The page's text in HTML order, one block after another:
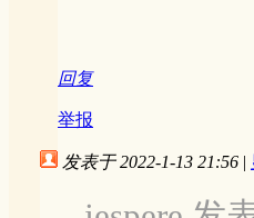
回复
举报
发表于 2022-1-13 21:56 |